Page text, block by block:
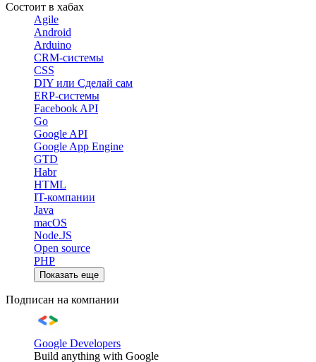
Состоит в хабах
Agile
Android
Arduino
CRM-системы
CSS
DIY или Сделай сам
ERP-системы
Facebook API
Go
Google API
Google App Engine
GTD
Habr
HTML
IT-компании
Java
macOS
Node.JS
Open source
PHP
Показать еще
Подписан на компании
Google Developers
Build anything with Google